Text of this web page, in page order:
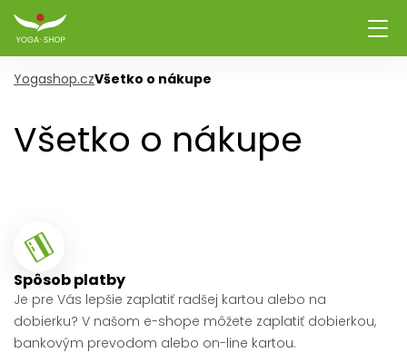
Yogashop.czVšetko o nákupe
Všetko o nákupe
Spôsob platby
Je pre Vás lepšie zaplatiť radšej kartou alebo na
dobierku? V našom e-shope môžete zaplatiť dobierkou,
bankovým prevodom alebo on-line kartou.